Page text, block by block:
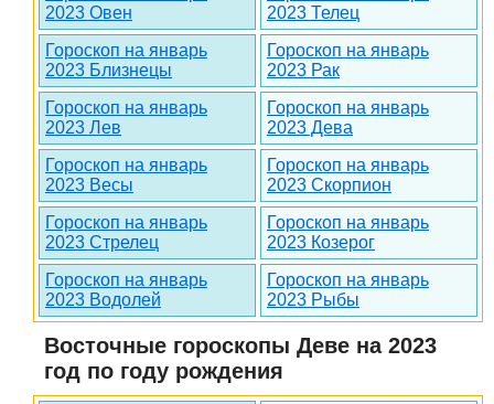
2023 Овен
2023 Телец
Гороскоп на январь
2023 Близнецы
Гороскоп на январь
2023 Рак
Гороскоп на январь
2023 Лев
Гороскоп на январь
2023 Дева
Гороскоп на январь
2023 Весы
Гороскоп на январь
2023 Скорпион
Гороскоп на январь
2023 Стрелец
Гороскоп на январь
2023 Козерог
Гороскоп на январь
2023 Водолей
Гороскоп на январь
2023 Рыбы
Восточные гороскопы Деве на 2023
год по году рождения